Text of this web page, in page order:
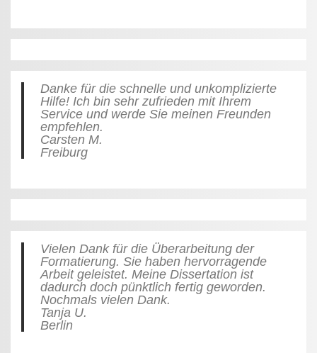
Danke für die schnelle und unkomplizierte
Hilfe! Ich bin sehr zufrieden mit Ihrem
Service und werde Sie meinen Freunden
empfehlen.
Carsten M.
Freiburg
Vielen Dank für die Überarbeitung der
Formatierung. Sie haben hervorragende
Arbeit geleistet. Meine Dissertation ist
dadurch doch pünktlich fertig geworden.
Nochmals vielen Dank.
Tanja U.
Berlin